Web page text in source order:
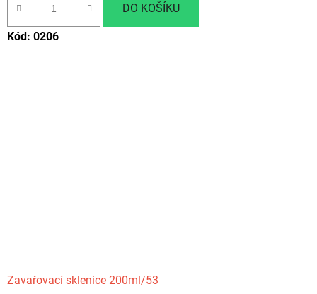
DO KOŠÍKU
Kód: 0206
Zavařovací sklenice 200ml/53